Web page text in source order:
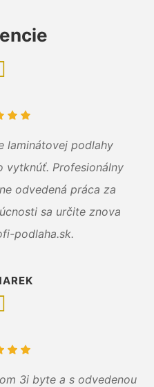
laminátovej podlahy
vytknúť. Profesionálny
odvedená práca za
sa určite znova
podlaha.sk.
3i byte a s odvedenou